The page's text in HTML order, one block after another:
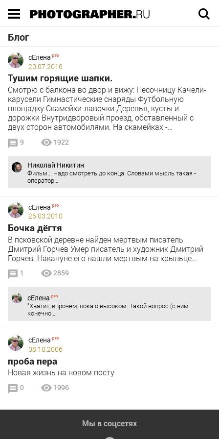
Блог
сЕлена
20.07.2016
Тушим горящие шапки.
Смотрю с балкона во двор и вижу: Песочницу Качели-
карусели Гимнастические снаряды Футбольную
площадку Скамейки-лавочки Деревья, кусты и
дорожки Внутридворовый проезд, обставленный с
двух сторон автомобилями. На скамейках -…
9 1922
Николай Никитин
Фильм... Надо смотреть до конца. Словами мысль такая -
оператор…
сЕлена
26.03.2010
Бочка дёгтя
В псковской деревне найден мертвым писатель
Дмитрий Горчев Умер писатель и художник Дмитрий
Горчев. Накануне его нашли мертвым на крыльце…
1 2859
сЕлена
"Хватит, впрочем, пока о высоком. Такой вопрос (с ним
конечно…
сЕлена
08.10.2006
проба пера
Новая жизнь на новом посту
0 1996
Мы в соцсетях